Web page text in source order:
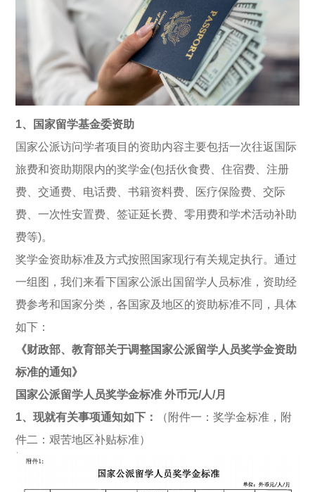
1、国家留学基金委资助
国家公派访问学者项目的资助内容主要包括一次往返国际
旅费和资助期限内的奖学金(包括伙食费、住宿费、注册
费、交通费、电话费、书籍资料费、医疗保险费、交际
费、一次性安置费、签证延长费、零用费和学术活动补助
费等)。
奖学金资助标准及方式按照国家现行有关规定执行。通过
一组图，我们来看下国家公派出国留学人员标准，资助经
费参考和国家分类，各国家及地区的资助标准不同，具体
如下：
《财政部、教育部关于调整国家公派留学人员奖学金资助
标准的通知》
国家公派留学人员奖学金标准 外币元/人/月
1、现就有关事项通知如下：
（附件一：奖学金标准，附
件二：艰苦地区补贴标准）